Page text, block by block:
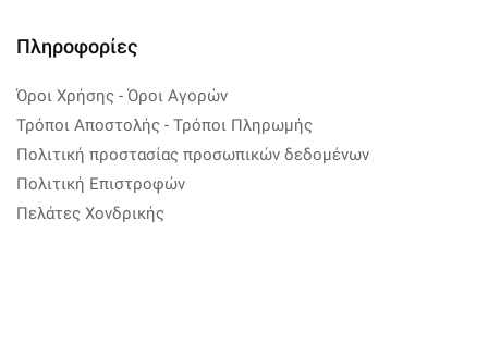
Πληροφορίες
Όροι Χρήσης - Όροι Αγορών
Τρόποι Αποστολής - Τρόποι Πληρωμής
Πολιτική προστασίας προσωπικών δεδομένων
Πολιτική Επιστροφών
Πελάτες Χονδρικής